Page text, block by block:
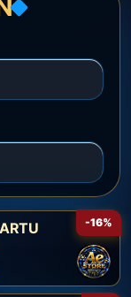
-16%